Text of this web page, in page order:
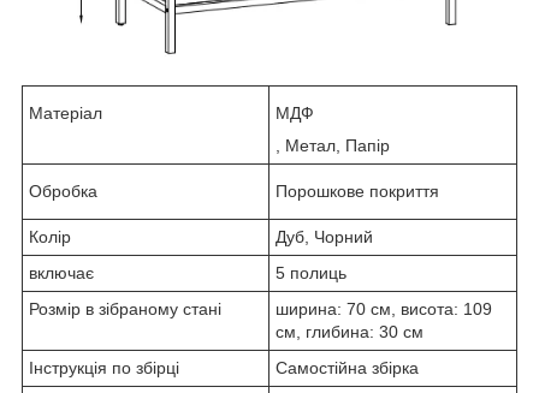
Матеріал
МДФ
, Метал, Папір
Обробка Порошкове покриття
Колір
Дуб, Чорний
включає
5 полиць
Розмір в зібраному стані
ширина: 70 см, висота: 109
см, глибина: 30 см
Інструкція по збірці
Самостійна збірка